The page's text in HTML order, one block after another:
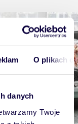
O plikach
danych
Twoje